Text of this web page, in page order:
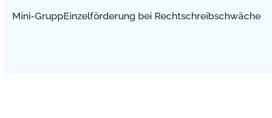
Mini-GruppEinzelförderung bei Rechtschreibschwäche